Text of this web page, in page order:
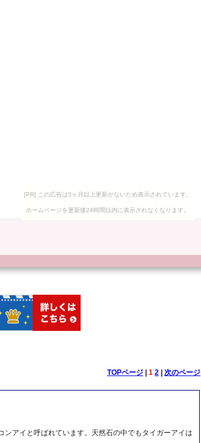
[PR] この広告は3ヶ月以上更新がないため表示されています。
ホームページを更新後24時間以内に表示されなくなります。
TOPページ| 1 2| 次のページ
アイと呼ばれています。天然石の中でもタイガーアイは